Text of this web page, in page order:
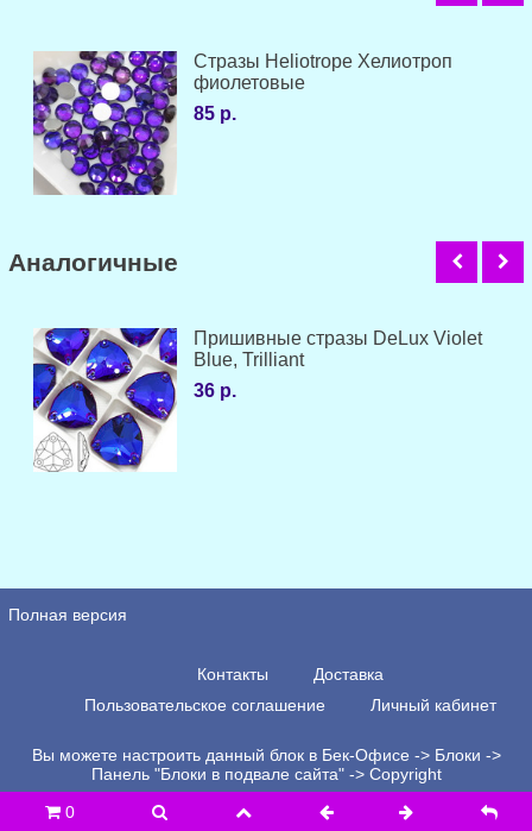
Стразы Heliotrope Хелиотроп
фиолетовые
85 р.
Аналогичные
Пришивные стразы DeLux Violet
Blue, Trilliant
36 р.
Полная версия
Контакты
Доставка
Пользовательское соглашение
Личный кабинет
Вы можете настроить данный блок в Бек-Офисе -> Блоки ->
Панель "Блоки в подвале сайта" -> Copyright
0